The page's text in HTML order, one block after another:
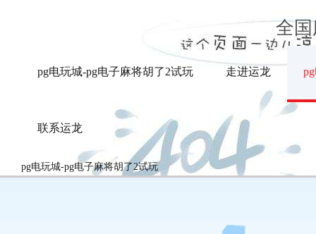
全
pg电玩城-pg电子麻将胡了2试玩 走进运龙
联系运龙
pg电玩城-pg电子麻将胡了2试玩